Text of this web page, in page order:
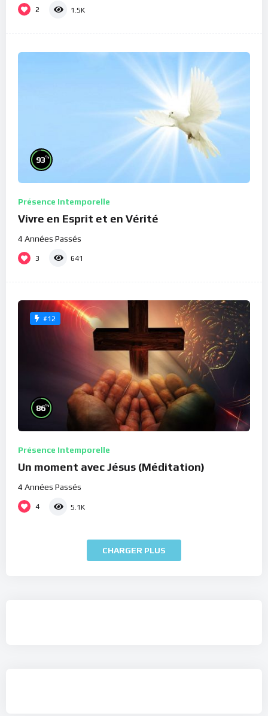
2 1.5K
93%
Présence Intemporelle
Vivre en Esprit et en Vérité
4 Années Passés
3 641
#12
86%
Présence Intemporelle
Un moment avec Jésus (Méditation)
4 Années Passés
4 5.1K
CHARGER PLUS